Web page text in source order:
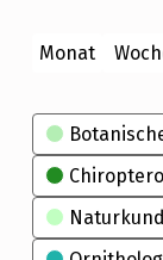
Monat
Kategorien